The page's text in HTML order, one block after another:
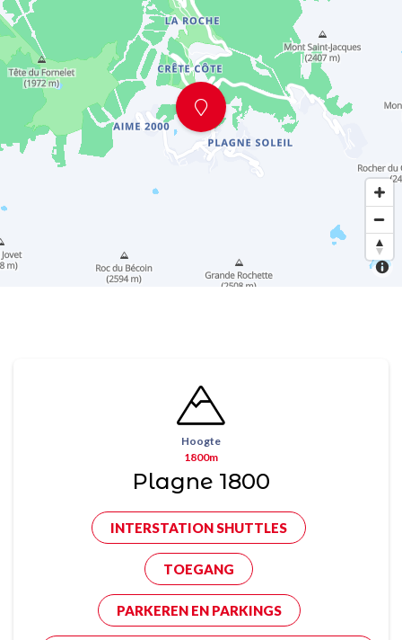
Hoogte
1800m
Plagne 1800
INTERSTATION SHUTTLES
TOEGANG
PARKEREN EN PARKINGS